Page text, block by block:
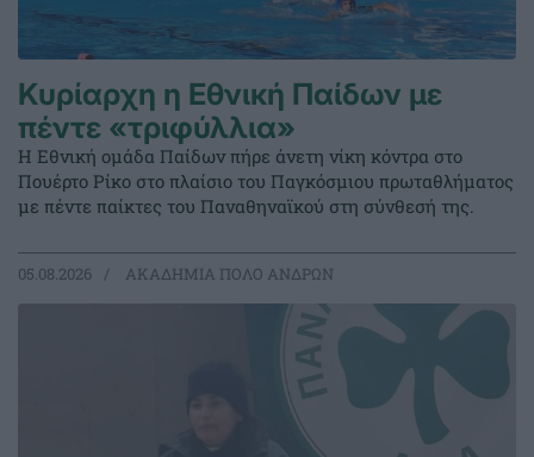
Κυρίαρχη η Εθνική Παίδων με
πέντε «τριφύλλια»
Η Εθνική ομάδα Παίδων πήρε άνετη νίκη κόντρα στο
Πουέρτο Ρίκο στο πλαίσιο του Παγκόσμιου πρωταθλήματος
με πέντε παίκτες του Παναθηναϊκού στη σύνθεσή της.
05.08.2026 ΑΚΑΔΗΜΙΑ ΠΟΛΟ ΑΝΔΡΩΝ